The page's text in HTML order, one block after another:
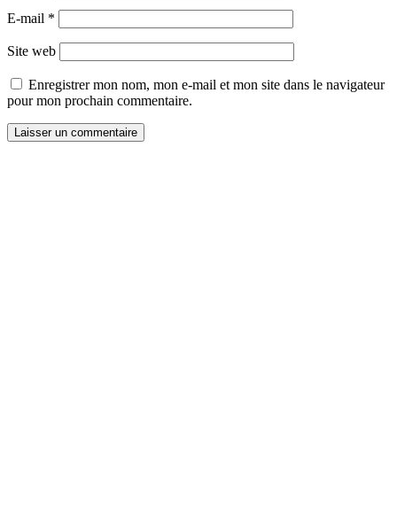
E-mail *
Site web
Enregistrer mon nom, mon e-mail et mon site dans le navigateur
pour mon prochain commentaire.